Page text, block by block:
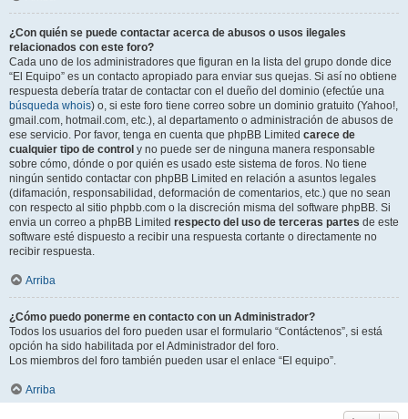
¿Con quién se puede contactar acerca de abusos o usos ilegales
relacionados con este foro?
Cada uno de los administradores que figuran en la lista del grupo donde dice
“El Equipo” es un contacto apropiado para enviar sus quejas. Si así no obtiene
respuesta debería tratar de contactar con el dueño del dominio (efectúe una
búsqueda whois) o, si este foro tiene correo sobre un dominio gratuito (Yahoo!,
gmail.com, hotmail.com, etc.), al departamento o administración de abusos de
ese servicio. Por favor, tenga en cuenta que phpBB Limited carece de
cualquier tipo de control y no puede ser de ninguna manera responsable
sobre cómo, dónde o por quién es usado este sistema de foros. No tiene
ningún sentido contactar con phpBB Limited en relación a asuntos legales
(difamación, responsabilidad, deformación de comentarios, etc.) que no sean
con respecto al sitio phpbb.com o la discreción misma del software phpBB. Si
envia un correo a phpBB Limited respecto del uso de terceras partes de este
software esté dispuesto a recibir una respuesta cortante o directamente no
recibir respuesta.
Arriba
¿Cómo puedo ponerme en contacto con un Administrador?
Todos los usuarios del foro pueden usar el formulario “Contáctenos”, si está
opción ha sido habilitada por el Administrador del foro.
Los miembros del foro también pueden usar el enlace “El equipo”.
Arriba